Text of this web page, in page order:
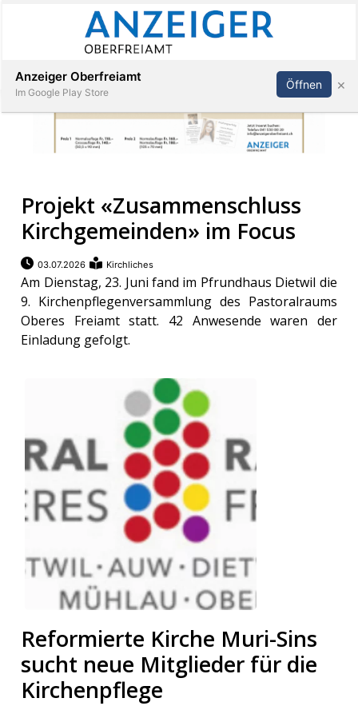
Veranstaltungen
offizielle
Mitteilungen
Abonnieren Anmelden
Projekt «Zusammenschluss
Kirchgemeinden» im Focus
03.07.2026 Kirchliches
Am Dienstag, 23. Juni fand im Pfrundhaus Dietwil die
9. Kirchenpflegenversammlung des Pastoralraums
Oberes Freiamt statt. 42 Anwesende waren der
Einladung gefolgt.
Reformierte Kirche Muri-Sins
sucht neue Mitglieder für die
Kirchenpflege
Anzeiger Oberfreiamt
Im Google Play Store
Öffnen ×